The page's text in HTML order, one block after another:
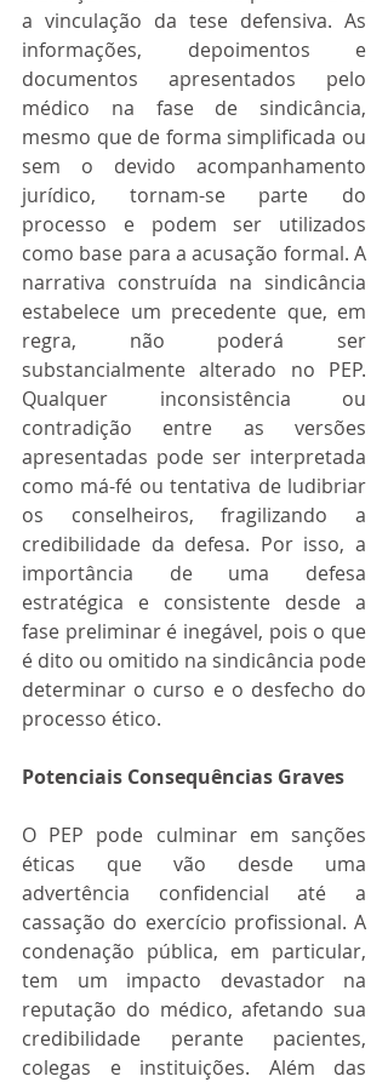
a vinculação da tese defensiva. As
informações, depoimentos e
documentos apresentados pelo
médico na fase de sindicância,
mesmo que de forma simplificada ou
sem o devido acompanhamento
jurídico, tornam-se parte do
processo e podem ser utilizados
como base para a acusação formal. A
narrativa construída na sindicância
estabelece um precedente que, em
regra, não poderá ser
substancialmente alterado no PEP.
Qualquer inconsistência ou
contradição entre as versões
apresentadas pode ser interpretada
como má-fé ou tentativa de ludibriar
os conselheiros, fragilizando a
credibilidade da defesa. Por isso, a
importância de uma defesa
estratégica e consistente desde a
fase preliminar é inegável, pois o que
é dito ou omitido na sindicância pode
determinar o curso e o desfecho do
processo ético.
Potenciais Consequências Graves
O PEP pode culminar em sanções
éticas que vão desde uma
advertência confidencial até a
cassação do exercício profissional. A
condenação pública, em particular,
tem um impacto devastador na
reputação do médico, afetando sua
credibilidade perante pacientes,
colegas e instituições. Além das